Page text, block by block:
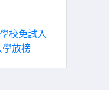
校免試入
學放榜